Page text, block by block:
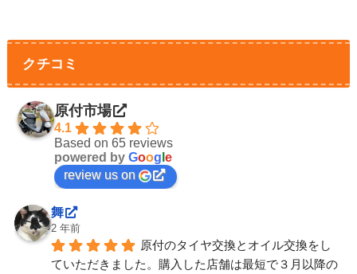
クチコミ
原付市場
4.1
Based on 65 reviews
powered by Goog e
review us on
舞
2 年前
原付のタイヤ交換とオイル交換をし
ていただきました。購入した店舗は最短で３月以降の